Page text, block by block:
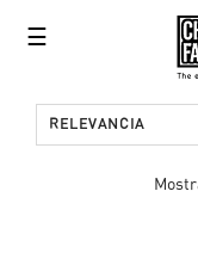
Navegación
☰
RELEVANCIA